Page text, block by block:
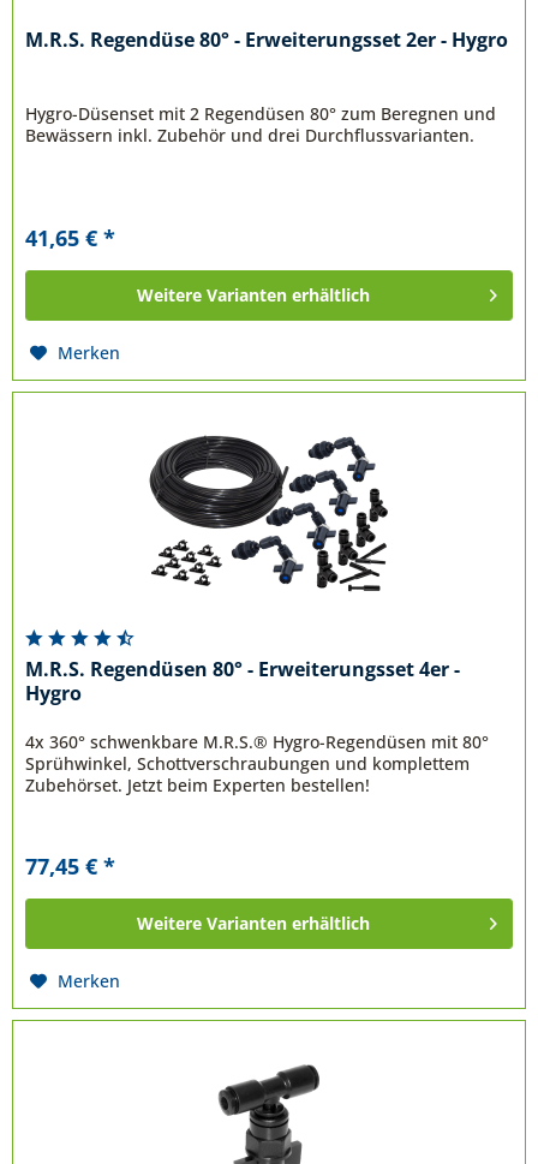
M.R.S. Regendüse 80° - Erweiterungsset 2er - Hygro
Hygro-Düsenset mit 2 Regendüsen 80° zum Beregnen und
Bewässern inkl. Zubehör und drei Durchflussvarianten.
41,65 € *
Weitere Varianten erhältlich
Merken
M.R.S. Regendüsen 80° - Erweiterungsset 4er -
Hygro
4x 360° schwenkbare M.R.S.® Hygro-Regendüsen mit 80°
Sprühwinkel, Schottverschraubungen und komplettem
Zubehörset. Jetzt beim Experten bestellen!
77,45 € *
Weitere Varianten erhältlich
Merken